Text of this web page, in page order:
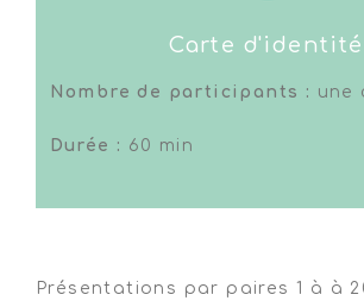
Carte d'identité
Nombre de participants : une
Durée : 60 min
Présentations par paires 1 à à